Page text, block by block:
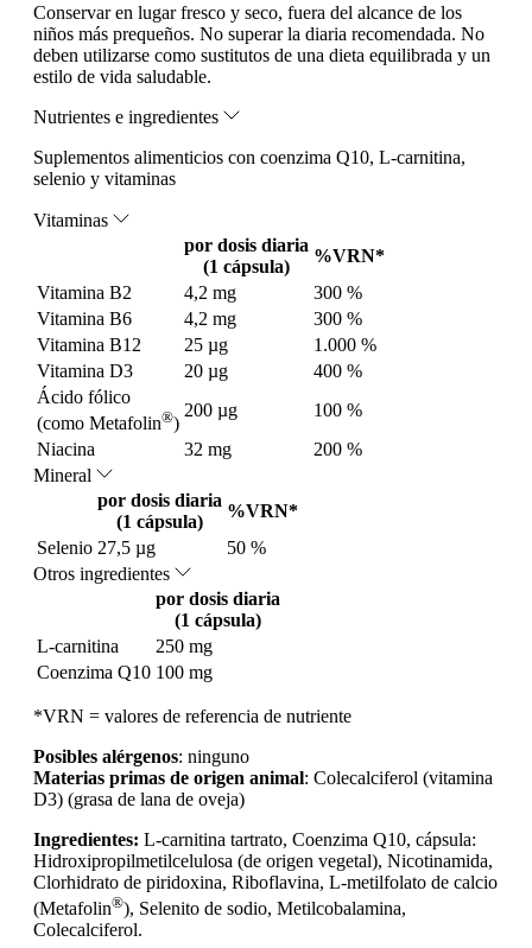
Conservar en lugar fresco y seco, fuera del alcance de los
niños más prequeños. No superar la diaria recomendada. No
deben utilizarse como sustitutos de una dieta equilibrada y un
estilo de vida saludable.
Nutrientes e ingredientes
Suplementos alimenticios con coenzima Q10, L-carnitina,
selenio y vitaminas
Vitaminas
por dosis diaria
(1 cápsula)
%VRN*
Vitamina B2
4,2 mg
300 %
Vitamina B6
4,2 mg
300 %
Vitamina B12
25 µg
1.000 %
Vitamina D3
20 µg
400 %
Ácido fólico
(como Metafolin®)
200 µg
100 %
Niacina
32 mg
200 %
Mineral
por dosis diaria
(1 cápsula)
%VRN*
Selenio 27,5 µg
50 %
Otros ingredientes
por dosis diaria
(1 cápsula)
L-carnitina
250 mg
Coenzima Q10 100 mg
*VRN = valores de referencia de nutriente
Posibles alérgenos: ninguno
Materias primas de origen animal: Colecalciferol (vitamina
D3) (grasa de lana de oveja)
Ingredientes: L-carnitina tartrato, Coenzima Q10, cápsula:
Hidroxipropilmetilcelulosa (de origen vegetal), Nicotinamida,
Clorhidrato de piridoxina, Riboflavina, L-metilfolato de calcio
(Metafolin®), Selenito de sodio, Metilcobalamina,
Colecalciferol.